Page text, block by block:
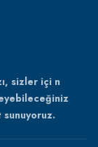
sizler içi n
sunuyoruz.